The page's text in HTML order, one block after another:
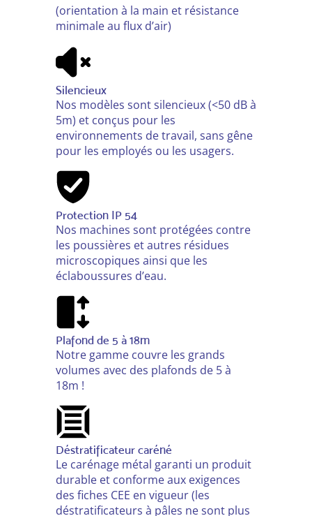
(orientation à la main et résistance
minimale au flux d’air)
Silencieux
Nos modèles sont silencieux (<50 dB à
5m) et conçus pour les
environnements de travail, sans gêne
pour les employés ou les usagers.
Protection IP 54
Nos machines sont protégées contre
les poussières et autres résidues
microscopiques ainsi que les
éclaboussures d’eau.
Plafond de 5 à 18m
Notre gamme couvre les grands
volumes avec des plafonds de 5 à
18m !
Déstratificateur caréné
Le carénage métal garanti un produit
durable et conforme aux exigences
des fiches CEE en vigueur (les
déstratificateurs à pâles ne sont plus